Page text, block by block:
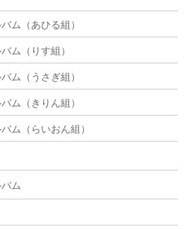
ム（あひる組）
ム（りす組）
ム（うさぎ組）
ム（きりん組）
ム（らいおん組）
ム